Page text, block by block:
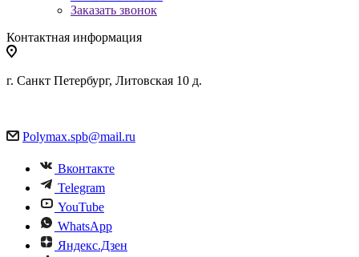
Заказать звонок
Контактная информация
г. Санкт Петербург, Литовская 10 д.
Polymax.spb@mail.ru
Вконтакте
Telegram
YouTube
WhatsApp
Яндекс.Дзен